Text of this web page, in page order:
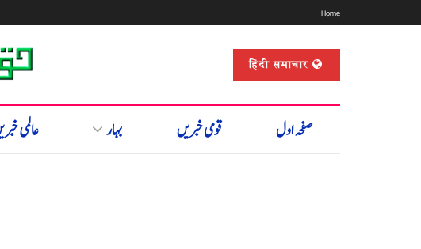
Home
हिंदी समाचार
صفحہ اول قومی خبریں بہار عالمی